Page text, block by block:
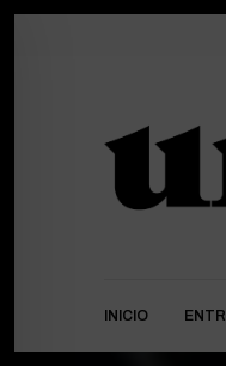
INICIO